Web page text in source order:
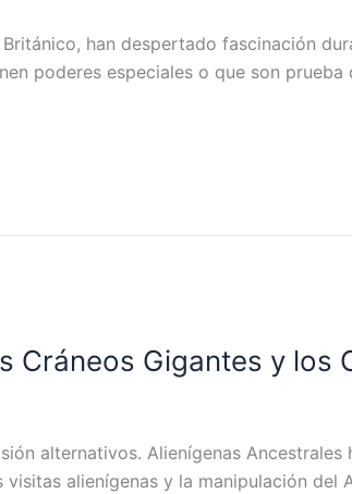
han despertado fascinación
poderes especiales o que son
Cráneos Gigantes y los
alternativos. Alienígenas Ancestrales
alienígenas y la manipulación del